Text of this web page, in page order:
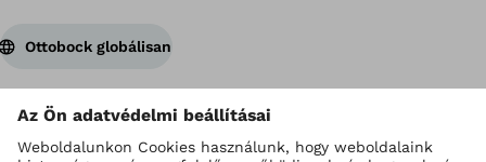
Ottobock globálisan
Szerzői jogok az Ottobock vállalatnál